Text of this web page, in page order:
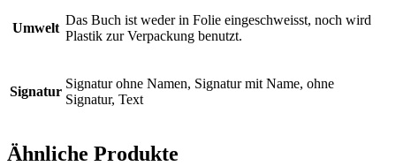
Umwelt
Das Buch ist weder in Folie eingeschweisst, noch wird
Plastik zur Verpackung benutzt.
Signatur
Signatur ohne Namen, Signatur mit Name, ohne
Signatur, Text
Ähnliche Produkte